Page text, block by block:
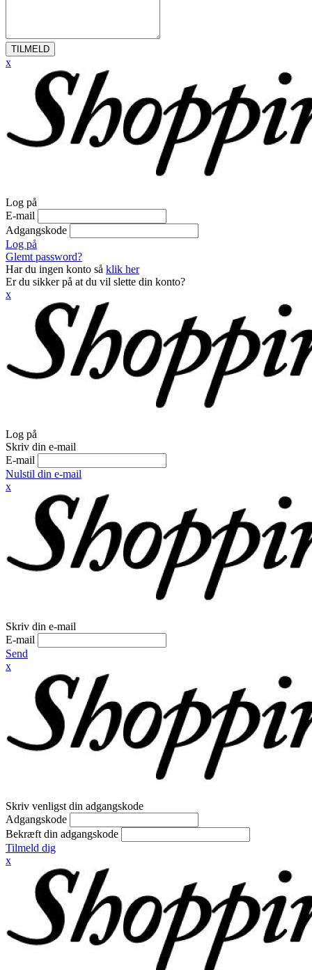
TILMELD
x
Log på
E-mail
Adgangskode
Log på
Glemt password?
Har du ingen konto så klik her
Er du sikker på at du vil slette din konto?
x
Log på
Skriv din e-mail
E-mail
Nulstil din e-mail
x
Skriv din e-mail
E-mail
Send
x
Skriv venligst din adgangskode
Adgangskode
Bekræft din adgangskode
Tilmeld dig
x